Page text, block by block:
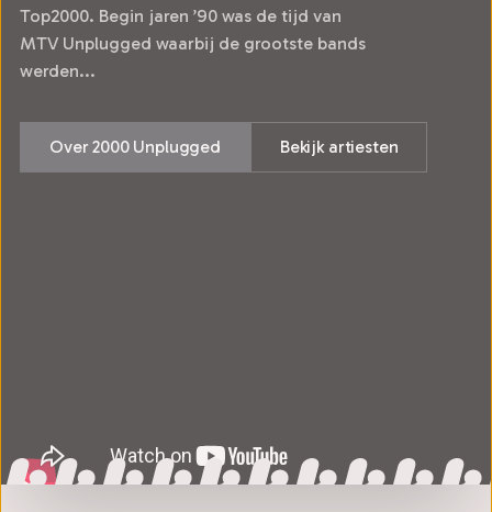
Top2000. Begin jaren ’90 was de tijd van
MTV Unplugged waarbij de grootste bands
werden...
Over 2000 Unplugged Bekijk artiesten